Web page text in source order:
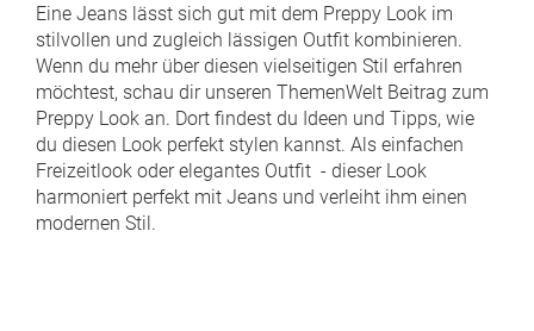
Eine Jeans lässt sich gut mit dem Preppy Look im
stilvollen und zugleich lässigen Outfit kombinieren.
Wenn du mehr über diesen vielseitigen Stil erfahren
möchtest, schau dir unseren ThemenWelt Beitrag zum
Preppy Look an. Dort findest du Ideen und Tipps, wie
du diesen Look perfekt stylen kannst. Als einfachen
Freizeitlook oder elegantes Outfit - dieser Look
harmoniert perfekt mit Jeans und verleiht ihm einen
modernen Stil.